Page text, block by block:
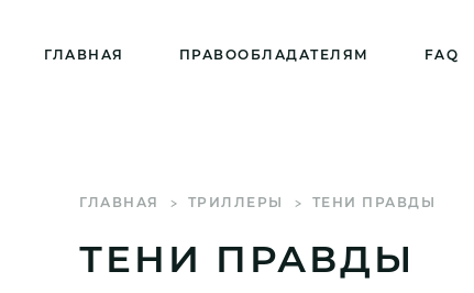
ГЛАВНАЯ ПРАВООБЛАДАТЕЛЯМ FAQ
ГЛАВНАЯ ТРИЛЛЕРЫ ТЕНИ ПРАВДЫ
ТЕНИ ПРАВДЫ